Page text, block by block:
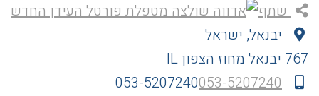
יבנאל, ישראל
767 יבנאל מחוז הצפון IL
053-5207240053-5207240
שתף